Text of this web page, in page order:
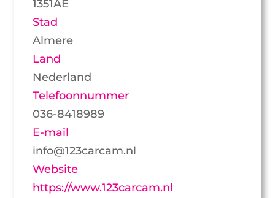
1351AE
Stad
Almere
Land
Nederland
Telefoonnummer
036-8418989
E-mail
info@123carcam.nl
Website
https://www.123carcam.nl